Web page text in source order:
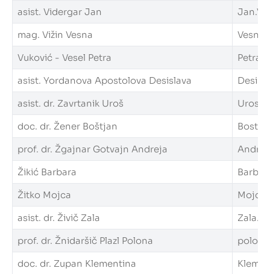
asist. Vidergar Jan
mag. Vižin Vesna
Vuković - Vesel Petra
asist. Yordanova Apostolova Desislava
asist. dr. Zavrtanik Uroš
doc. dr. Žener Boštjan
prof. dr. Žgajnar Gotvajn Andreja
Žikić Barbara
Žitko Mojca
asist. dr. Živič Zala
prof. dr. Žnidaršič Plazl Polona
doc. dr. Zupan Klementina